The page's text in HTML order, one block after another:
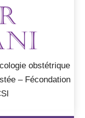
obstétrique
– Fécondation